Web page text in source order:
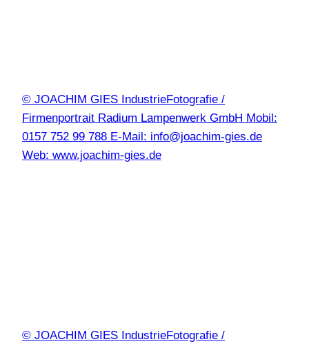
© JOACHIM GIES IndustrieFotografie /
Firmenportrait Radium Lampenwerk GmbH Mobil:
0157 752 99 788 E-Mail: info@joachim-gies.de
Web: www.joachim-gies.de
© JOACHIM GIES IndustrieFotografie /